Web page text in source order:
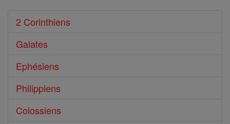
2 Corinthiens
Galates
Ephésiens
Philippiens
Colossiens